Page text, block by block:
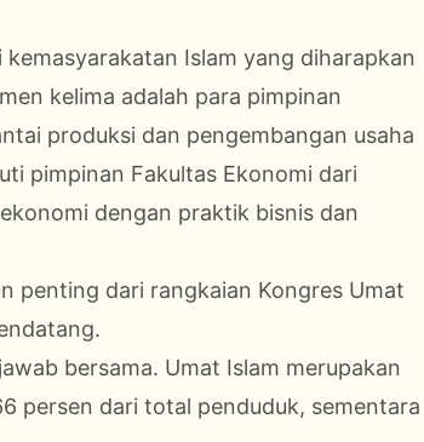
Islam yang diharapkan
kelima adalah para pimpinan
produksi dan pengembangan usaha
pimpinan Fakultas Ekonomi dari
dengan praktik bisnis dan
penting dari rangkaian Kongres Umat
bersama. Umat Islam merupakan
persen dari total penduduk, sementara